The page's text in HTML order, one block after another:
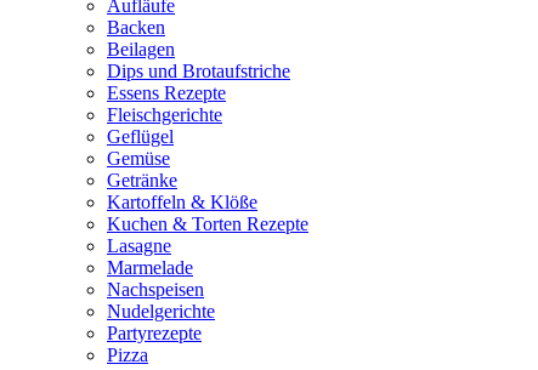
Aufläufe
Backen
Beilagen
Dips und Brotaufstriche
Essens Rezepte
Fleischgerichte
Geflügel
Gemüse
Getränke
Kartoffeln & Klöße
Kuchen & Torten Rezepte
Lasagne
Marmelade
Nachspeisen
Nudelgerichte
Partyrezepte
Pizza